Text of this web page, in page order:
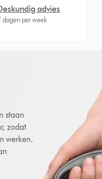
advies
dagen per week
staan
zodat
werken.